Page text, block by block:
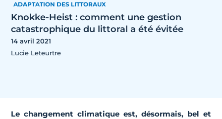
ADAPTATION DES LITTORAUX
Knokke-Heist : comment une gestion
catastrophique du littoral a été évitée
14 avril 2021
Lucie Leteurtre
Le changement climatique est, désormais, bel et